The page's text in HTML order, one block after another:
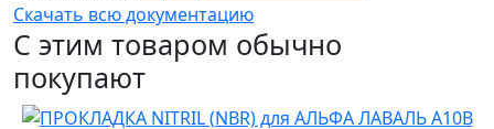
Скачать всю документацию
С этим товаром обычно
покупают